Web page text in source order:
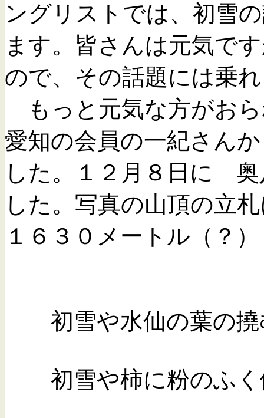
ングリストでは、初雪
ます。皆さんは元気で
ので、その話題には乗
もっと元気な方がお
愛知の会員の一紀さん
した。１２月８日に
した。写真の山頂の立
１６３０メートル（？
初雪や水仙の
初雪や柿に粉